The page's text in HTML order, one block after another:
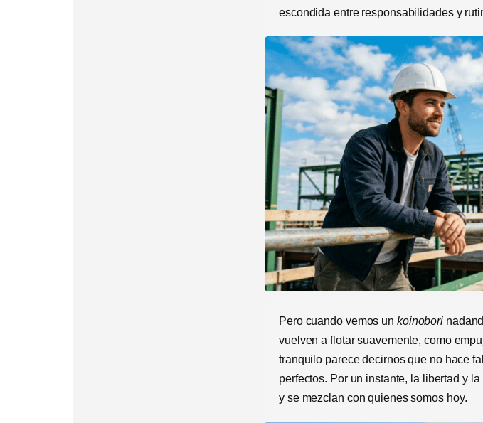
escondida entre responsabilidades y
Pero cuando vemos un koinobori
vuelven a flotar suavemente, como
tranquilo parece decirnos que no hace
perfectos. Por un instante, la libertad y
y se mezclan con quienes somos hoy.